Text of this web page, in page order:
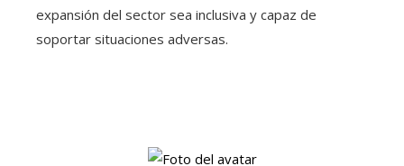
expansión del sector sea inclusiva y capaz de
soportar situaciones adversas.